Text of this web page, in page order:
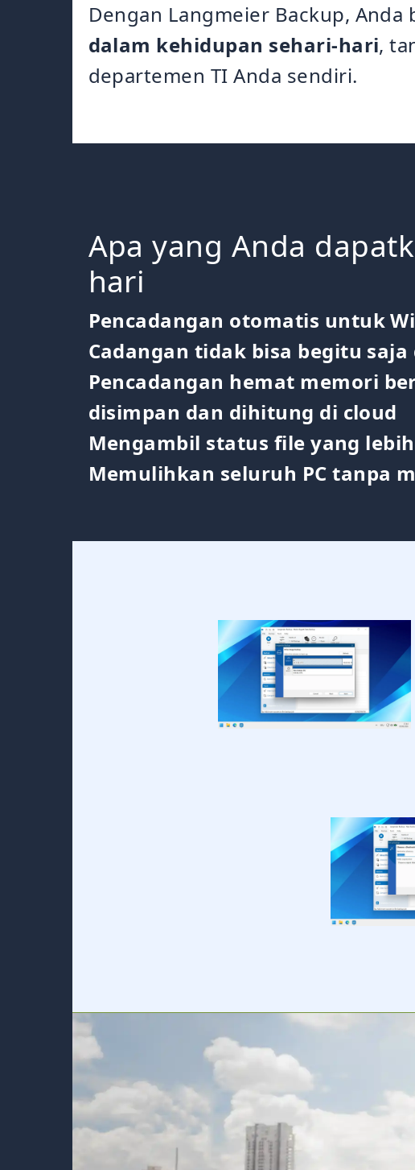
Dengan Langmeier Backup, Anda
dalam kehidupan sehari-hari,
departemen TI Anda sendiri.
Apa yang Anda
hari
Pencadangan otomatis untuk
Cadangan tidak bisa begitu
Pencadangan hemat memori
disimpan dan dihitung di cloud
Mengambil status file yang
Memulihkan seluruh PC tanpa